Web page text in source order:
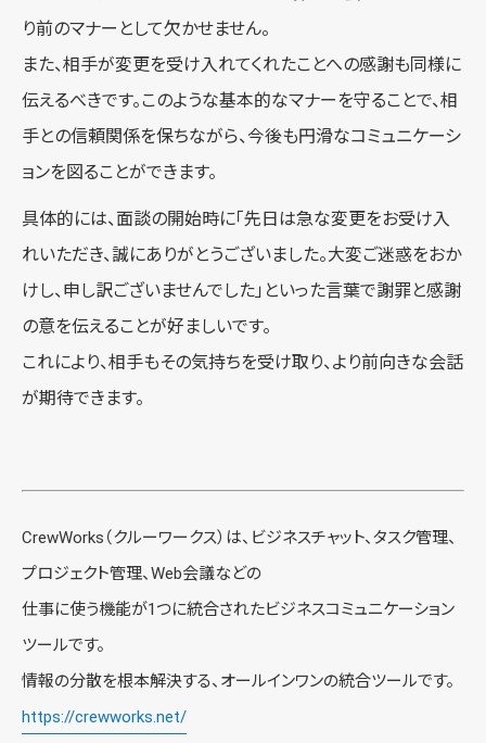
り前のマナーとして欠かせません。
また、相手が変更を受け入れてくれたことへの感謝も同様に
伝えるべきです。このような基本的なマナーを守ることで、相
手との信頼関係を保ちながら、今後も円滑なコミュニケーシ
ョンを図ることができます。
具体的には、面談の開始時に「先日は急な変更をお受け入
れいただき、誠にありがとうございました。大変ご迷惑をおか
けし、申し訳ございませんでした」といった言葉で謝罪と感謝
の意を伝えることが好ましいです。
これにより、相手もその気持ちを受け取り、より前向きな会話
が期待できます。
CrewWorks（クルーワークス）は、ビジネスチャット、タスク管理、
プロジェクト管理、Web会議などの
仕事に使う機能が1つに統合されたビジネスコミュニケーション
ツールです。
情報の分散を根本解決する、オールインワンの統合ツールです。
https://crewworks.net/